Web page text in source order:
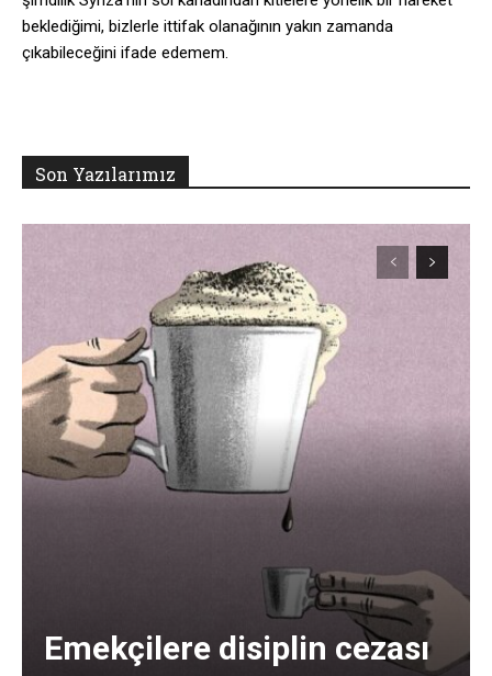
beklediğimi, bizlerle ittifak olanağının yakın zamanda
çıkabileceğini ifade edemem.
Son Yazılarımız
Emekçilere disiplin cezası